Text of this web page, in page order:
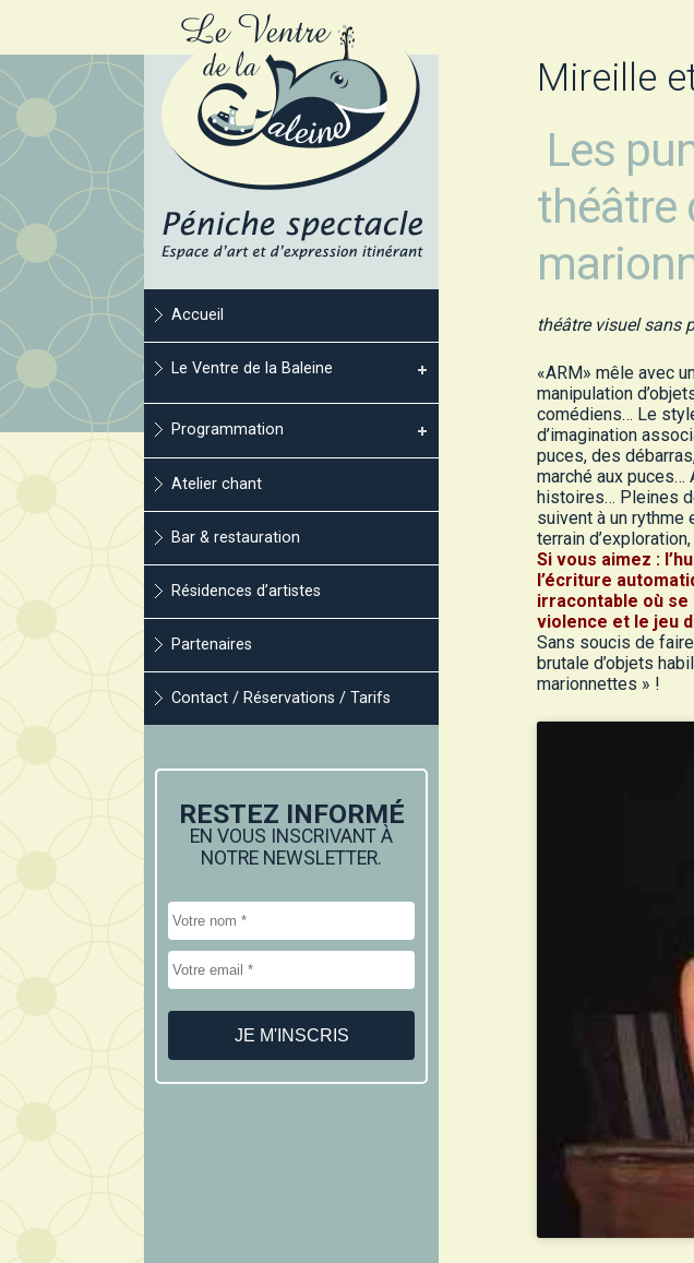
Accueil
Le Ventre de la Baleine
Programmation
Atelier chant
Bar & restauration
Résidences d’artistes
Partenaires
Contact / Réservations / Tarifs
RESTEZ INFORMÉ
EN VOUS INSCRIVANT À
NOTRE NEWSLETTER.
Mireille
Les
théâtre
théâtre visuel sans
«ARM» mêle avec
manipulation
comédiens… Le
d’imagination
puces, des
marché aux puces…
histoires… Pleines
suivent à un rythme
terrain
Si vous aimez :
l’écriture
irracontable où se
violence et le jeu
Sans soucis de
brutale d’objets
marionnettes » !